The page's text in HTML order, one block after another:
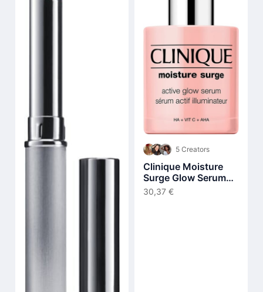
5 Creators
Clinique Moisture
Surge Glow Serum
30 ml
30,37 €